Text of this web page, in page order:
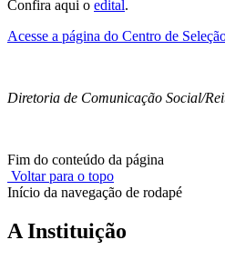
Confira aqui o edital.
Acesse a página do Centro de
Diretoria de Comunicação Social/
Fim do conteúdo da página
Voltar para o topo
Início da navegação de rodapé
A Instituição